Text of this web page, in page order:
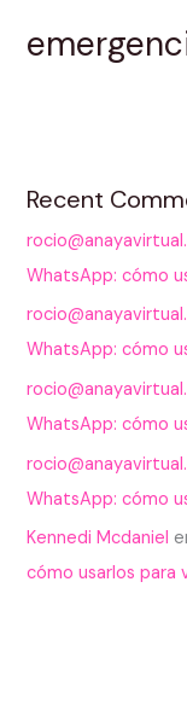
Recent
WhatsApp: cómo
WhatsApp: cómo
WhatsApp: cómo
WhatsApp: cómo
Kennedi Mcdaniel
cómo usarlos para